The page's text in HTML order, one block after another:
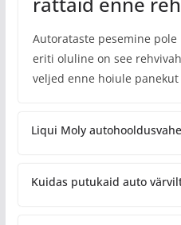
Autorataste pesemine
eriti oluline on see
veljed enne hoiule
Liqui Moly
Kuidas putukaid auto